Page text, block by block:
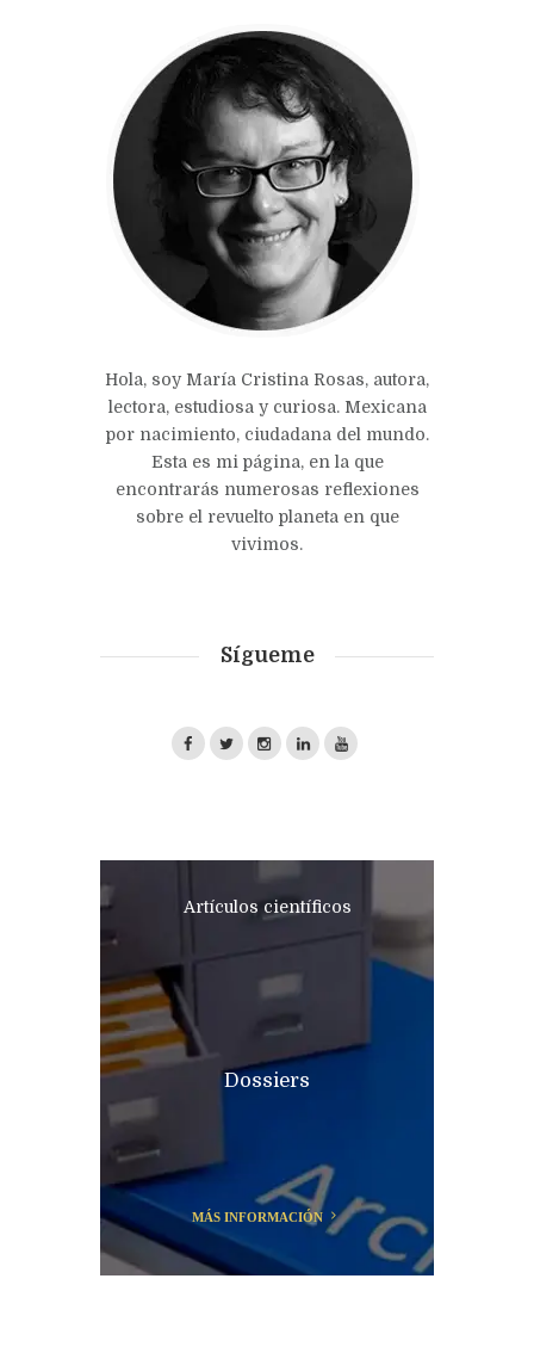
Hola, soy María Cristina Rosas, autora,
lectora, estudiosa y curiosa. Mexicana
por nacimiento, ciudadana del mundo.
Esta es mi página, en la que
encontrarás numerosas reflexiones
sobre el revuelto planeta en que
vivimos.
Sígueme
Artículos científicos
Dossiers
MÁS INFORMACIÓN